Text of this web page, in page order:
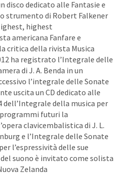
disco dedicato alle Fantasie e
strumento di Robert Falkener
highest
americana Fanfare e
critica della rivista Musica
ha registrato l’Integrale delle
di J. A. Benda in un
l’integrale delle Sonate
uscita un CD dedicato alle
dell’Integrale della musica per
programmi futuri la
clavicembalistica di J. L.
e l’Integrale delle Sonate
l’espressività delle sue
suono è invitato come solista
Zelanda